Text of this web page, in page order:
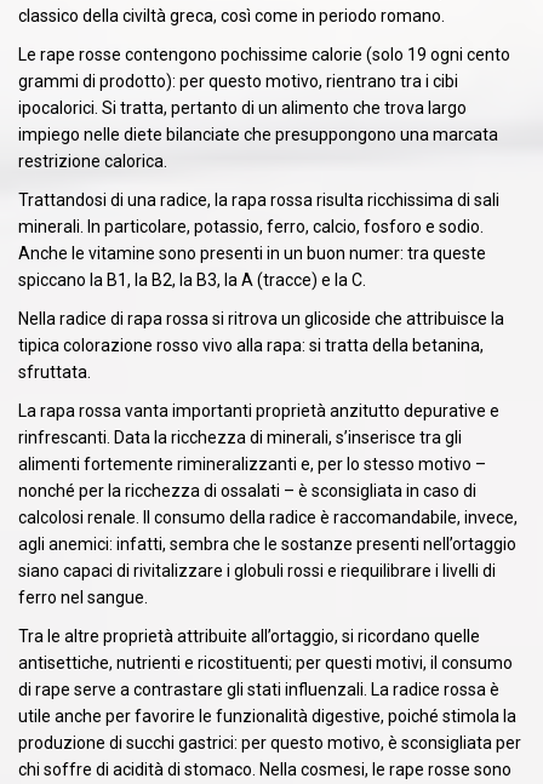
classico della civiltà greca, così come in periodo romano.
Le rape rosse contengono pochissime calorie (solo 19 ogni cento
grammi di prodotto): per questo motivo, rientrano tra i cibi
ipocalorici. Si tratta, pertanto di un alimento che trova largo
impiego nelle diete bilanciate che presuppongono una marcata
restrizione calorica.
Trattandosi di una radice, la rapa rossa risulta ricchissima di sali
minerali. In particolare, potassio, ferro, calcio, fosforo e sodio.
Anche le vitamine sono presenti in un buon numer: tra queste
spiccano la B1, la B2, la B3, la A (tracce) e la C.
Nella radice di rapa rossa si ritrova un glicoside che attribuisce la
tipica colorazione rosso vivo alla rapa: si tratta della betanina,
sfruttata.
La rapa rossa vanta importanti proprietà anzitutto depurative e
rinfrescanti. Data la ricchezza di minerali, s’inserisce tra gli
alimenti fortemente rimineralizzanti e, per lo stesso motivo –
nonché per la ricchezza di ossalati – è sconsigliata in caso di
calcolosi renale. Il consumo della radice è raccomandabile, invece,
agli anemici: infatti, sembra che le sostanze presenti nell’ortaggio
siano capaci di rivitalizzare i globuli rossi e riequilibrare i livelli di
ferro nel sangue.
Tra le altre proprietà attribuite all’ortaggio, si ricordano quelle
antisettiche, nutrienti e ricostituenti; per questi motivi, il consumo
di rape serve a contrastare gli stati influenzali. La radice rossa è
utile anche per favorire le funzionalità digestive, poiché stimola la
produzione di succhi gastrici: per questo motivo, è sconsigliata per
chi soffre di acidità di stomaco. Nella cosmesi, le rape rosse sono